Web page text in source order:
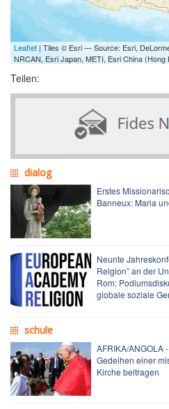
Leaflet | Tiles © Esri — Source: Esri,
NRCAN, Esri Japan, METI, Esri China
Teilen:
dialog
Erstes
Banneux: Maria
Neunte
Relgion” an der
Rom:
globale soziale
schule
AFRIKA/ANGOLA
Gedeihen einer
Kirche beitragen